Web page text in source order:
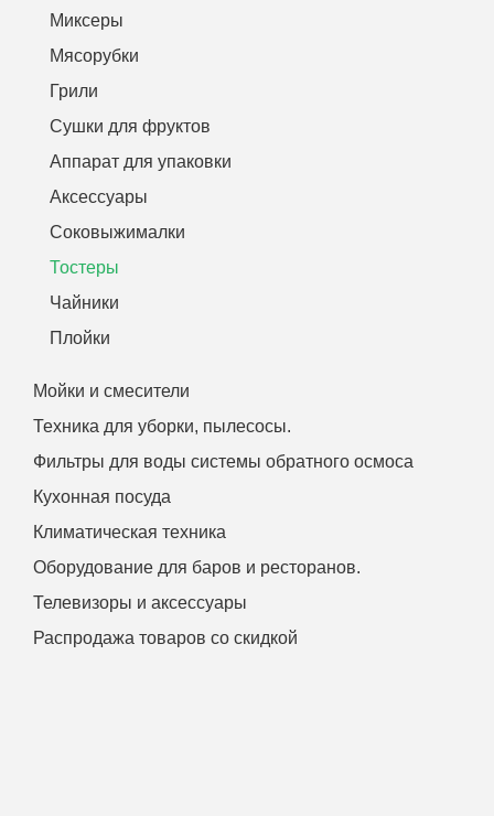
Миксеры
Мясорубки
Грили
Сушки для фруктов
Аппарат для упаковки
Аксессуары
Соковыжималки
Тостеры
Чайники
Плойки
Мойки и смесители
Техника для уборки, пылесосы.
Фильтры для воды системы обратного осмоса
Кухонная посуда
Климатическая техника
Оборудование для баров и ресторанов.
Телевизоры и аксессуары
Распродажа товаров со скидкой